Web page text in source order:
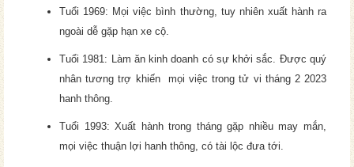
Tuổi 1969: Mọi việc bình thường, tuy nhiên xuất hành ra
ngoài dễ gặp hạn xe cộ.
Tuổi 1981: Làm ăn kinh doanh có sự khởi sắc. Được quý
nhân tương trợ khiến mọi việc trong tử vi tháng 2 2023
hanh thông.
Tuổi 1993: Xuất hành trong tháng gặp nhiều may mắn,
mọi việc thuận lợi hanh thông, có tài lộc đưa tới.